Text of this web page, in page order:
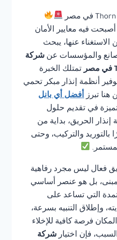
في عالم أصبحت فيه معايير الأمان
عنها، يبحث
والمؤسسات عن شركة
تمتلك الخبرة
أنظمة إنذار مبكر تحمي
هنا تبرز أفضل أي بانل
في تقديم حلول
الحريق، بداية من
بالتوريد والتركيب، وحتى
فعال ليس مجرد رفاهية
بل هو عنصر أساسي
التي تساعد على
وإطلاق التنبيه بسرعة،
فرصة كافية للإخلاء
فإن اختيار شركة